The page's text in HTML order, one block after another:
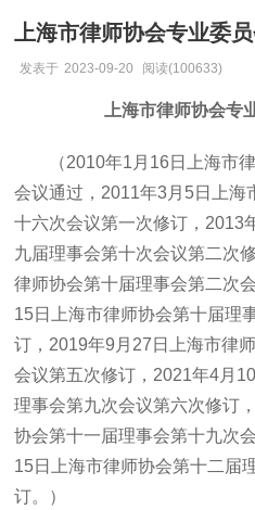
上海市律师协会专业委
发表于 2023-09-20 阅读(100633)
上海市律师协会专
（2010年1月16日上海市
会议通过，2011年3月5日上海
十六次会议第一次修订，2013
九届理事会第十次会议第二次
律师协会第十届理事会第二次
15日上海市律师协会第十届理
订，2019年9月27日上海市律
会议第五次修订，2021年4月
理事会第九次会议第六次修订
协会第十一届理事会第十九次
15日上海市律师协会第十二届
订。）